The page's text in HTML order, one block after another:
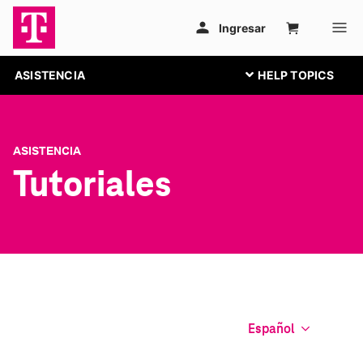
ASISTENCIA
ASISTENCIA
Tutoriales